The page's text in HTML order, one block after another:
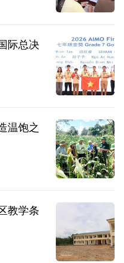
际总决
温饱之
教学条